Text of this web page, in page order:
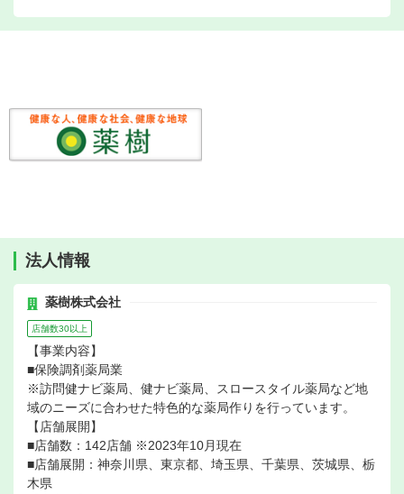
法人情報
薬樹株式会社
店舗数30以上
【事業内容】
■保険調剤薬局業
※訪問健ナビ薬局、健ナビ薬局、スロースタイル薬局など地
域のニーズに合わせた特色的な薬局作りを行っています。
【店舗展開】
■店舗数：142店舗 ※2023年10月現在
■店舗展開：神奈川県、東京都、埼玉県、千葉県、茨城県、栃
木県